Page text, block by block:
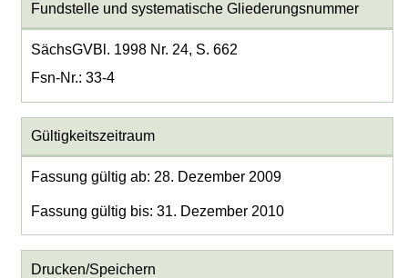
Fundstelle und systematische Gliederungsnummer
SächsGVBl. 1998 Nr. 24, S. 662
Fsn-Nr.: 33-4
Gültigkeitszeitraum
Fassung gültig ab: 28. Dezember 2009
Fassung gültig bis: 31. Dezember 2010
Drucken/Speichern